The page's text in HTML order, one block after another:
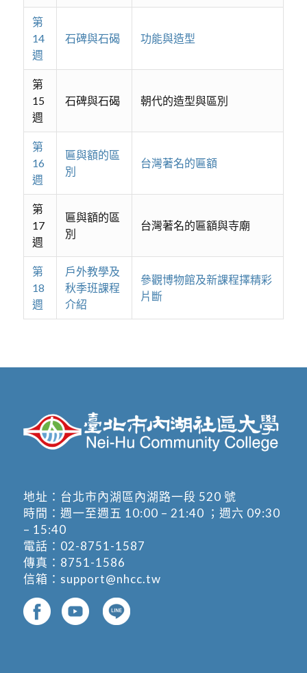
第
14
週
石碑與石碣 功能與造型
第
15
週
石碑與石碣 朝代的造型與區別
第
16
週
匾與額的區
別
台灣著名的匾額
第
17
週
匾與額的區
別
台灣著名的匾額與寺廟
第
18
週
戶外教學及
秋季班課程
介紹
參觀博物館及新課程擇精彩
片斷
地址： 台北市內湖區內湖路一段 520 號
時間：週一至週五 10:00 – 21:40 ；週六 09:30
– 15:40
電話： 02-8751-1587
傳真：8751-1586
信箱： support@nhcc.tw